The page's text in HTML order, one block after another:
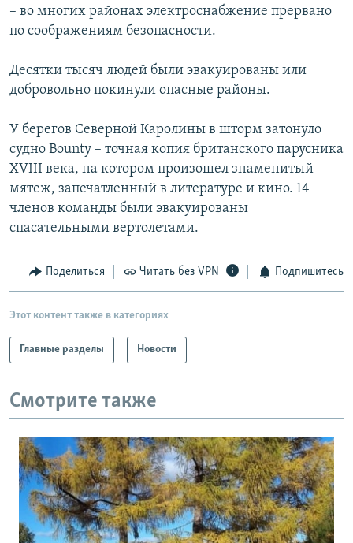
– во многих районах электроснабжение прервано
по соображениям безопасности.
Десятки тысяч людей были эвакуированы или
добровольно покинули опасные районы.
У берегов Северной Каролины в шторм затонуло
судно Bounty – точная копия британского парусника
XVIII века, на котором произошел знаменитый
мятеж, запечатленный в литературе и кино. 14
членов команды были эвакуированы
спасательными вертолетами.
Поделиться Читать без VPN Подпишитесь
Этот контент также в категориях
Главные разделы Новости
Смотрите также